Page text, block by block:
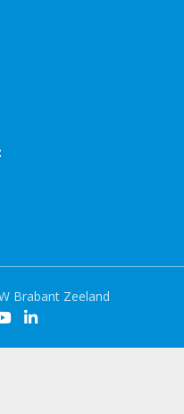
Brabant Zeeland